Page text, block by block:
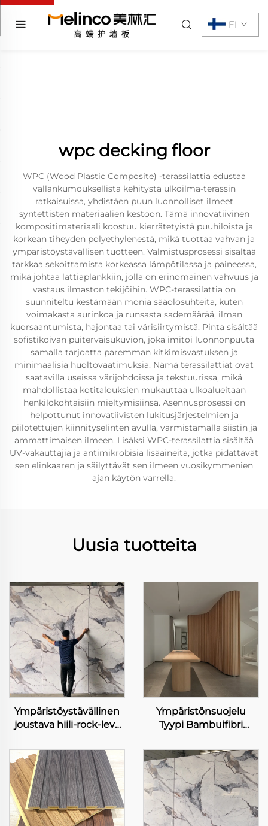
FI
wpc decking floor
WPC (Wood Plastic Composite) -terassilattia edustaa
vallankumouksellista kehitystä ulkoilma-terassin
ratkaisuissa, yhdistäen puun luonnolliset ilmeet
syntettisten materiaalien kestoon. Tämä innovatiivinen
kompositimateriaali koostuu kierrätetyistä puuhiloista ja
korkean tiheyden polyethylenestä, mikä tuottaa vahvan ja
ympäristöystävällisen tuotteen. Valmistusprosessi sisältää
tarkkaa sekoittamista korkeassa lämpötilassa ja paineessa,
mikä johtaa lattiaplankkiin, jolla on erinomainen vahvuus ja
vastaus ilmaston tekijöihin. WPC-terassilattia on
suunniteltu kestämään monia sääolosuhteita, kuten
voimakasta aurinkoa ja runsasta sademäärää, ilman
kuorsaantumista, hajontaa tai värisiirtymistä. Pinta sisältää
sofistikoivan puitervaisukuvion, joka imitoi luonnonpuuta
samalla tarjoatta paremman kitkimisvastuksen ja
minimaalisia huoltovaatimuksia. Nämä terassilattiat ovat
saatavilla useissa värijohdoissa ja tekstuurissa, mikä
mahdollistaa kotitalouksien mukauttaa ulkoalueitaan
henkilökohtaisiin mieltymisiinsä. Asennusprosessi on
helpottunut innovatiivisten lukitusjärjestelmien ja
piilotettujen kiinnityselinten avulla, varmistamalla siistin ja
ammattimaisen ilmeen. Lisäksi WPC-terassilattia sisältää
UV-vakauttajia ja antimikrobisia lisäaineita, jotka pidättävät
sen elinkaaren ja säilyttävät sen ilmeen vuosikymmenien
ajan käytön varrella.
Uusia tuotteita
Ympäristöystävällinen
joustava hiili-rock-levy
laseripainettu joustava
bambuksihiili-kuito
seinälappu
Ympäristönsuojelu
Tyypi Bambuifibri
ja helposti
puhdistettava sisäinen
koriste seinäkanta